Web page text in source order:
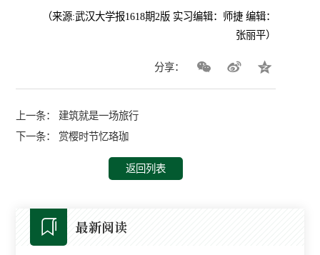
（来源:武汉大学报1618期2版 实习编辑：师捷 编辑：
张丽平）
分享：
上一条： 建筑就是一场旅行
下一条： 赏樱时节忆珞珈
返回列表
最新阅读